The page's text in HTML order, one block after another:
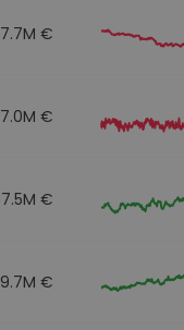
€
€
€
€